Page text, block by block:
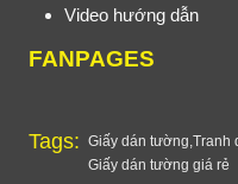
Video hướng dẫn
FANPAGES
Tags: Giấy dán tường ,Tranh
Giấy dán tường giá rẻ